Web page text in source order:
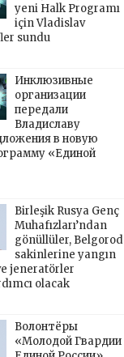
yeni Halk Programı
için Vladislav
sundu
Инклюзивные
организации
передали
Владиславу
в новую
«Единой
Birleşik Rusya Genç
Muhafızları’ndan
gönüllüler, Belgorod
sakinlerine yangın
jeneratörler
olacak
Волонтёры
«Молодой Гвардии